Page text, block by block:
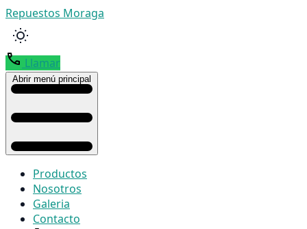
Repuestos Moraga
Llamar
Abrir menú principal
Productos
Nosotros
Galeria
Contacto